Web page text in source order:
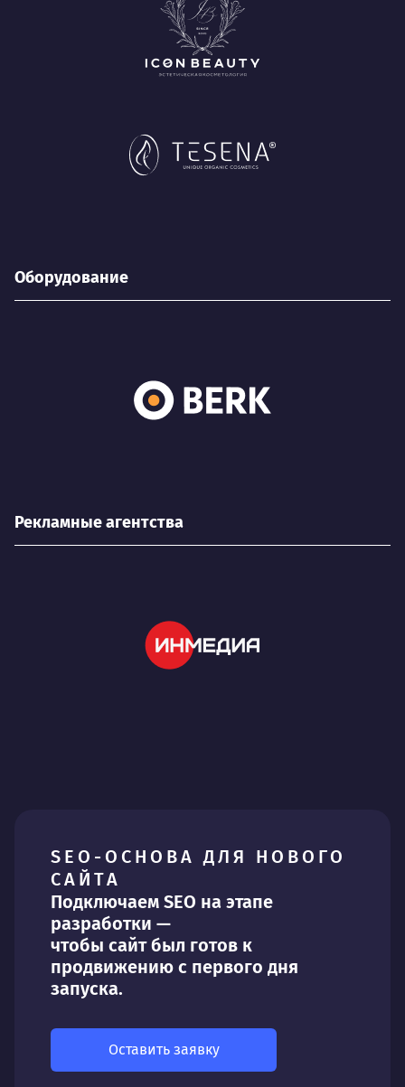
Оборудование
Рекламные агентства
SEO-ОСНОВА ДЛЯ НОВОГО
САЙТА
Подключаем SEO на этапе
разработки —
чтобы сайт был готов к
продвижению с первого дня
запуска.
Оставить заявку